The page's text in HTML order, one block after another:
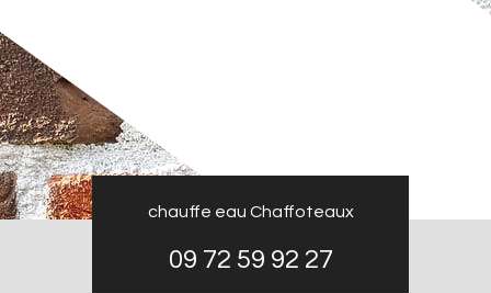
chauffe eau Chaffoteaux
09 72 59 92 27